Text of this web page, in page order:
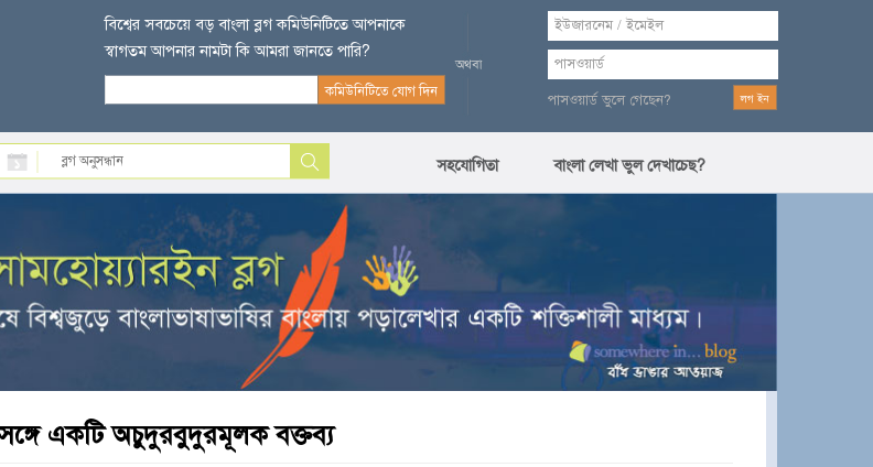
বিশ্বের সবচেয়ে বড় বাংলা ব্লগ কমিউনিটিতে আপনাকে
স্বাগতম আপনার নামটা কি আমরা জানতে পারি?
পাসওয়ার্ড ভুলে গেছেন?
সহযোগিতা বাংলা লেখা ভুল দেখাচেছ?
একটি অচুদুরবুদুরমূলক বক্তব্য